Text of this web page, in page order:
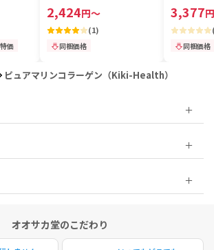
価
2,424円～
(1)
同梱価格
3,377円
同梱価格
ピュアマリンコラーゲン（Kiki-Health）
オオサカ堂のこだわり